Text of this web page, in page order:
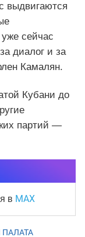
выдвигаются
сейчас
диалог и за
Камалян.
Кубани до
партий —
в MAX